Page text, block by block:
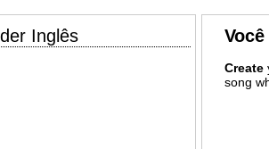
Inglês
Create
song